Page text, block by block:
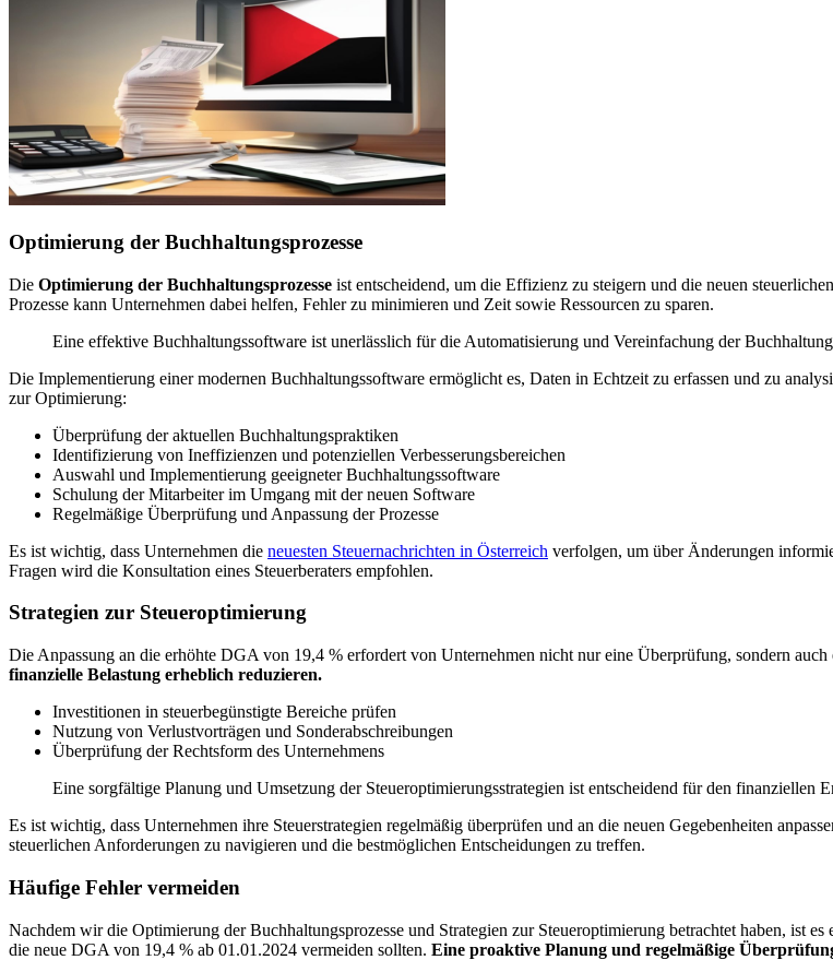
Optimierung der Buchhaltungsprozesse
Die Optimierung der Buchhaltungsprozesse ist entscheidend, um die Effizienz zu steigern und die neuen
Prozesse kann Unternehmen dabei helfen, Fehler zu minimieren und Zeit sowie Ressourcen zu sparen.
Eine effektive Buchhaltungssoftware ist unerlässlich für die Automatisierung und Vereinfachung der
Die Implementierung einer modernen Buchhaltungssoftware ermöglicht es, Daten in Echtzeit zu erfassen und zu
zur Optimierung:
Überprüfung der aktuellen Buchhaltungspraktiken
Identifizierung von Ineffizienzen und potenziellen Verbesserungsbereichen
Auswahl und Implementierung geeigneter Buchhaltungssoftware
Schulung der Mitarbeiter im Umgang mit der neuen Software
Regelmäßige Überprüfung und Anpassung der Prozesse
Es ist wichtig, dass Unternehmen die neuesten Steuernachrichten in Österreich verfolgen, um über Änderungen
Fragen wird die Konsultation eines Steuerberaters empfohlen.
Strategien zur Steueroptimierung
Die Anpassung an die erhöhte DGA von 19,4 % erfordert von Unternehmen nicht nur eine Überprüfung, sondern auch
finanzielle Belastung erheblich reduzieren.
Investitionen in steuerbegünstigte Bereiche prüfen
Nutzung von Verlustvorträgen und Sonderabschreibungen
Überprüfung der Rechtsform des Unternehmens
Eine sorgfältige Planung und Umsetzung der Steueroptimierungsstrategien ist entscheidend für den finanziellen
Es ist wichtig, dass Unternehmen ihre Steuerstrategien regelmäßig überprüfen und an die neuen Gegebenheiten
steuerlichen Anforderungen zu navigieren und die bestmöglichen Entscheidungen zu treffen.
Häufige Fehler vermeiden
Nachdem wir die Optimierung der Buchhaltungsprozesse und Strategien zur Steueroptimierung betrachtet haben, ist
die neue DGA von 19,4 % ab 01.01.2024 vermeiden sollten. Eine proaktive Planung und regelmäßige